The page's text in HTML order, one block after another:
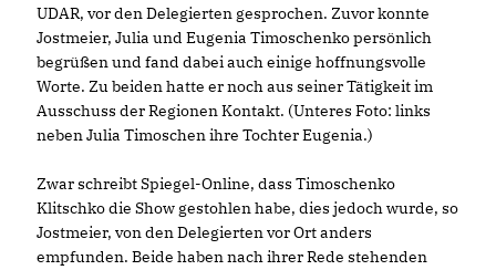
UDAR, vor den Delegierten gesprochen. Zuvor konnte
Jostmeier, Julia und Eugenia Timoschenko persönlich
begrüßen und fand dabei auch einige hoffnungsvolle
Worte. Zu beiden hatte er noch aus seiner Tätigkeit im
Ausschuss der Regionen Kontakt. (Unteres Foto: links
neben Julia Timoschen ihre Tochter Eugenia.)
Zwar schreibt Spiegel-Online, dass Timoschenko
Klitschko die Show gestohlen habe, dies jedoch wurde, so
Jostmeier, von den Delegierten vor Ort anders
empfunden. Beide haben nach ihrer Rede stehenden